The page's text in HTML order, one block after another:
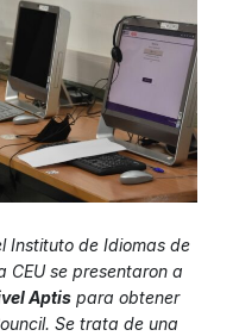
Instituto de Idiomas de
CEU se presentaron a
Aptis para obtener
Se trata de una